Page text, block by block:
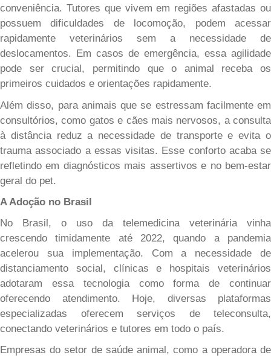
conveniência. Tutores que vivem em regiões afastadas ou
possuem dificuldades de locomoção, podem acessar
rapidamente veterinários sem a necessidade de
deslocamentos. Em casos de emergência, essa agilidade
pode ser crucial, permitindo que o animal receba os
primeiros cuidados e orientações rapidamente.
Além disso, para animais que se estressam facilmente em
consultórios, como gatos e cães mais nervosos, a consulta
à distância reduz a necessidade de transporte e evita o
trauma associado a essas visitas. Esse conforto acaba se
refletindo em diagnósticos mais assertivos e no bem-estar
geral do pet.
A Adoção no Brasil
No Brasil, o uso da telemedicina veterinária vinha
crescendo timidamente até 2022, quando a pandemia
acelerou sua implementação. Com a necessidade de
distanciamento social, clínicas e hospitais veterinários
adotaram essa tecnologia como forma de continuar
oferecendo atendimento. Hoje, diversas plataformas
especializadas oferecem serviços de teleconsulta,
conectando veterinários e tutores em todo o país.
Empresas do setor de saúde animal, como a operadora de